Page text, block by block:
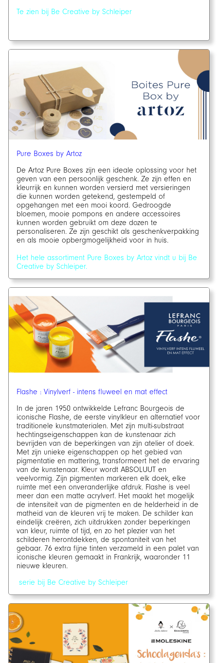
Te zien bij Be Creative by Schleiper
Pure Boxes by Artoz
De Artoz Pure Boxes zijn een ideale oplossing voor het
geven van een persoonlijk geschenk. Ze zijn effen en
kleurrijk en kunnen worden versierd met versieringen
die kunnen worden getekend, gestempeld of
opgehangen met een mooi koord. Gedroogde
bloemen, mooie pompons en andere accessoires
kunnen worden gebruikt om deze dozen te
personaliseren. Ze zijn geschikt als geschenkverpakking
en als mooie opbergmogelijkheid voor in huis.
Het hele assortiment Pure Boxes by Artoz vindt u bij Be
Creative by Schleiper.
Flashe : Vinylverf - intens fluweel en mat effect
In de jaren 1950 ontwikkelde Lefranc Bourgeois de
iconische Flashe, de eerste vinylkleur en alternatief voor
traditionele kunstmaterialen. Met zijn multi-substraat
hechtingseigenschappen kan de kunstenaar zich
bevrijden van de beperkingen van zijn atelier of doek.
Met zijn unieke eigenschappen op het gebied van
pigmentatie en mattering, transformeert het de ervaring
van de kunstenaar. Kleur wordt ABSOLUUT en
veelvormig. Zijn pigmenten markeren elk doek, elke
ruimte met een onveranderlijke afdruk. Flashe is veel
meer dan een matte acrylverf. Het maakt het mogelijk
de intensiteit van de pigmenten en de helderheid in de
matheid van de kleuren vrij te maken. De schilder kan
eindelijk creëren, zich uitdrukken zonder beperkingen
van kleur, ruimte of tijd, en zo het plezier van het
schilderen herontdekken, de spontaniteit van het
gebaar. 76 extra fijne tinten verzameld in een palet van
iconische kleuren gemaakt in Frankrijk, waaronder 11
nieuwe kleuren.
serie bij Be Creative by Schleiper